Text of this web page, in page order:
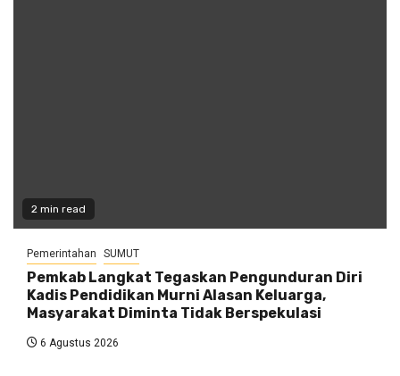
2 min read
Pemerintahan SUMUT
Pemkab Langkat Tegaskan Pengunduran Diri
Kadis Pendidikan Murni Alasan Keluarga,
Masyarakat Diminta Tidak Berspekulasi
6 Agustus 2026